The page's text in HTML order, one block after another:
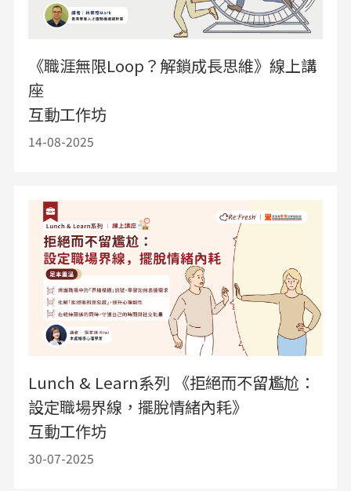
《職涯無限Loop？解鎖成長思維》線上講
座
互動工作坊
14-08-2025
Lunch & Learn系列 《拒絕而不留尷尬：
設定職場界線，擺脫情緒內耗》
互動工作坊
30-07-2025